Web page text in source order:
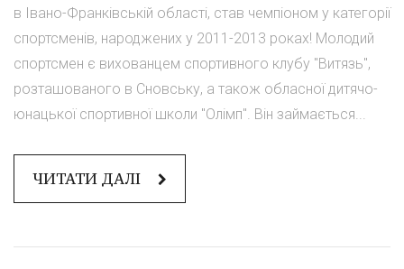
в Івано-Франківській області, став чемпіоном у категорії
спортсменів, народжених у 2011-2013 роках! Молодий
спортсмен є вихованцем спортивного клубу "Витязь",
розташованого в Сновську, а також обласної дитячо-
юнацької спортивної школи "Олімп". Він займається...
ЧИТАТИ ДАЛІ